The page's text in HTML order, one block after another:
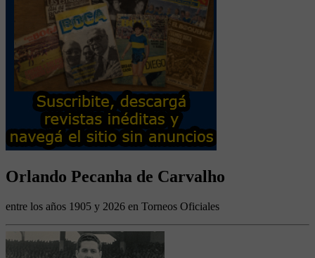
Orlando Pecanha de Carvalho
entre los años 1905 y 2026 en Torneos Oficiales